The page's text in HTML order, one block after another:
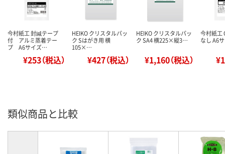
今村紙工 封緘テープ
付 アルミ蒸着テー
プ A6サイズ…
¥253（税込）
HEIKO クリスタルパッ
ク Sはがき用 横
105×…
¥427（税込）
HEIKO クリスタルパッ
ク SA4 横225×縦3…
¥1,160（税込）
今村紙工
なし A6
類似商品と比較